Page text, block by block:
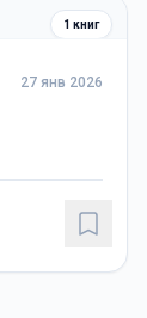
1 книг
27 янв 2026